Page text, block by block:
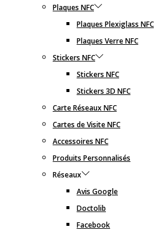
Plaques NFC
Plaques Plexiglass NFC
Plaques Verre NFC
Stickers NFC
Stickers NFC
Stickers 3D NFC
Carte Réseaux NFC
Cartes de Visite NFC
Accessoires NFC
Produits Personnalisés
Réseaux
Avis Google
Doctolib
Facebook